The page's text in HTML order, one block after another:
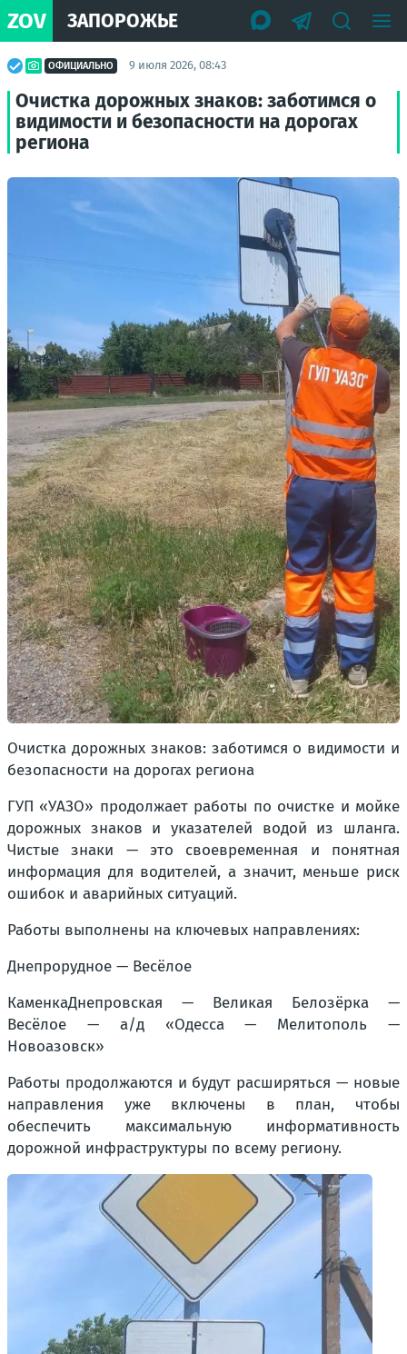
ZOV ЗАПОРОЖЬЕ
ОФИЦИАЛЬНО 9 июля 2026, 08:43
Очистка дорожных знаков: заботимся о
видимости и безопасности на дорогах
региона
Очистка дорожных знаков: заботимся о видимости и
безопасности на дорогах региона
ГУП «УАЗО» продолжает работы по очистке и мойке
дорожных знаков и указателей водой из шланга.
Чистые знаки — это своевременная и понятная
информация для водителей, а значит, меньше риск
ошибок и аварийных ситуаций.
Работы выполнены на ключевых направлениях:
Днепрорудное — Весёлое
КаменкаДнепровская — Великая Белозёрка —
Весёлое — а/д «Одесса — Мелитополь —
Новоазовск»
Работы продолжаются и будут расширяться — новые
направления уже включены в план, чтобы
обеспечить максимальную информативность
дорожной инфраструктуры по всему региону.